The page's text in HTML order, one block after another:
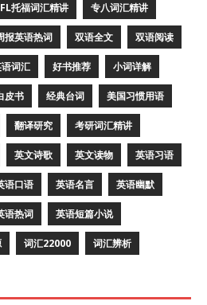
托福词汇精讲 专八词汇精讲
报英语热词 双语全文 双语阅读
词汇 好书推荐 小词详解
皮书 经典台词 美国习惯用语
翻译研究 考研词汇精讲
英文诗歌 英文读物 英语习语
语口语 英语名言 英语幽默
语热词 英语短篇小说
词汇22000 词汇辨析